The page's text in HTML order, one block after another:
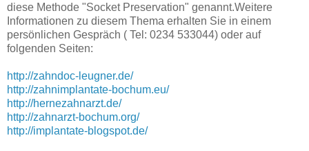
diese Methode "Socket Preservation" genannt.Weitere
Informationen zu diesem Thema erhalten Sie in einem
persönlichen Gespräch ( Tel: 0234 533044) oder auf
folgenden Seiten:
http://zahndoc-leugner.de/
http://zahnimplantate-bochum.eu/
http://hernezahnarzt.de/
http://zahnarzt-bochum.org/
http://implantate-blogspot.de/